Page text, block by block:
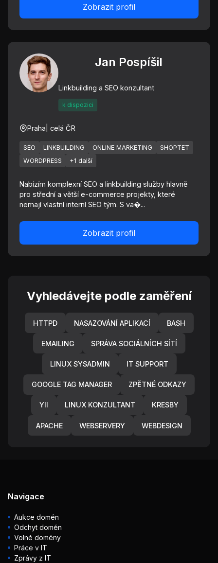
Zobrazit profil
Jan Pospíšil
Linkbuilding a SEO konzultant
k dispozici
Praha | celá ČR
SEO LINKBUILDING ONLINE MARKETING
SHOPTET
WORDPRESS
+1 další
Nabízím komplexní SEO a linkbuilding služby hlavně
pro střední a větší e-commerce projekty, které
nemají vlastní interní SEO tým. S va�...
Zobrazit profil
Vyhledávejte podle zaměření
HTTPD NASAZOVÁNÍ APLIKACÍ BASH
EMAILING SPRÁVA SOCIÁLNÍCH SÍTÍ
LINUX SYSADMIN IT SUPPORT
GOOGLE TAG MANAGER ZPĚTNÉ ODKAZY
YII LINUX KONZULTANT KRESBY
APACHE WEBSERVERY WEBDESIGN
Navigace
Aukce domén
Odchyt domén
Volné domény
Práce v IT
Zprávy z IT